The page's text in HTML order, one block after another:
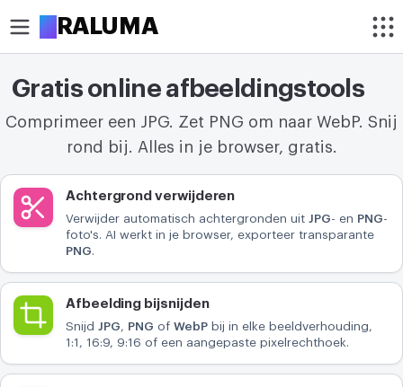
ARALUMA
BIJSNIJDEN
Afbeelding bijsnijden
OPTIMALISEREN
Afbeelding comprimeren
Achtergrond verwijderen
Resolutie verhogen
Gratis online afbeeldingstools
Comprimeer een JPG. Zet PNG om naar WebP. Snij
rond bij. Alles in je browser, gratis.
Tools Achtergrond verwijderen
Verwijder automatisch achtergronden uit JPG- en PNG-
foto's. AI werkt in je browser, exporteer transparante
PNG.
Afbeelding bijsnijden
Snijd JPG, PNG of WebP bij in elke beeldverhouding,
1:1, 16:9, 9:16 of een aangepaste pixelrechthoek.